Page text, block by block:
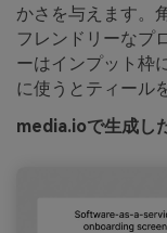
かさを与えます。
フレンドリーなプ
ーはインプット枠
に使うとティール
media.ioで生成し